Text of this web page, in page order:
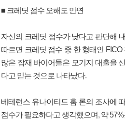
■ 크레딧 점수 오해도 만연
자신의 크레딧 점수가 낮다고 판단해
따르면 크레딧 점수 중 한 형태인
많은 잠재 바이어들은 모기지 대출을
다고 믿는 것으로 나타났다.
베테런스 유나이티드 홈 론의 조사에
점수가 필요하다고 생각했으며, 약